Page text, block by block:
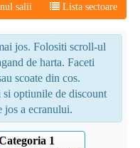
salii Lista sectoare
jos. Folositi scroll-ul
de harta. Faceti
scoate din cos.
optiunile de discount
jos a ecranului.
1